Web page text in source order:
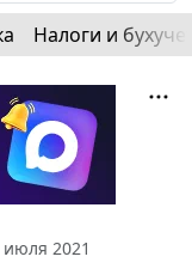
Налоги и
июля 2021